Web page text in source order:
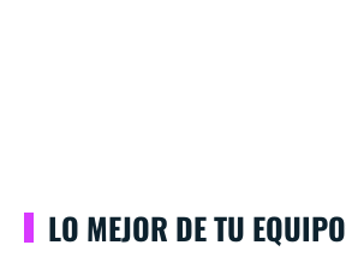
LO MEJOR DE TU EQUIPO